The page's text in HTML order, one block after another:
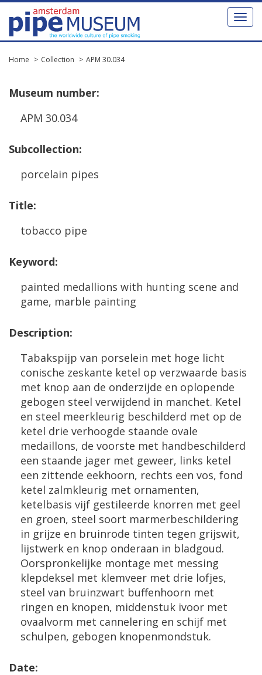
Toggle
Home Collection APM 30.034
Museum number:
APM 30.034
Subcollection:
porcelain pipes
Title:
tobacco pipe
Keyword:
painted medallions with hunting scene and
game, marble painting
Description:
Tabakspijp van porselein met hoge licht
conische zeskante ketel op verzwaarde basis
met knop aan de onderzijde en oplopende
gebogen steel verwijdend in manchet. Ketel
en steel meerkleurig beschilderd met op de
ketel drie verhoogde staande ovale
medaillons, de voorste met handbeschilderd
een staande jager met geweer, links ketel
een zittende eekhoorn, rechts een vos, fond
ketel zalmkleurig met ornamenten,
ketelbasis vijf gestileerde knorren met geel
en groen, steel soort marmerbeschildering
in grijze en bruinrode tinten tegen grijswit,
lijstwerk en knop onderaan in bladgoud.
Oorspronkelijke montage met messing
klepdeksel met klemveer met drie lofjes,
steel van bruinzwart buffenhoorn met
ringen en knopen, middenstuk ivoor met
ovaalvorm met cannelering en schijf met
schulpen, gebogen knopenmondstuk.
Date: